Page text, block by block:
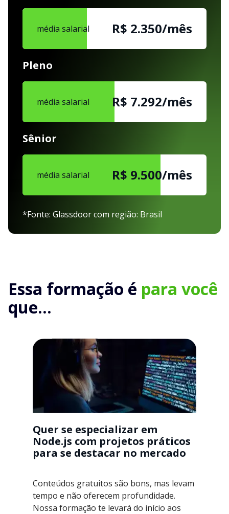
média salarial R$ 2.350/mês
Pleno
média salarial R$ 7.292/mês
Sênior
média salarial R$ 9.500/mês
*Fonte: Glassdoor com região: Brasil
Essa formação é para você
que...
Quer se especializar em
Node.js com projetos práticos
para se destacar no mercado
Conteúdos gratuitos são bons, mas levam
tempo e não oferecem profundidade.
Nossa formação te levará do início aos